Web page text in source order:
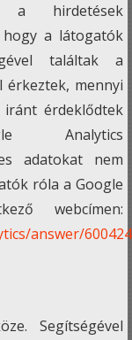
a hirdetések
hogy a látogatók
találtak a
érkeztek, mennyi
érdeklődtek
Analytics
adatokat nem
róla a Google
webcímen:
answer/
Segítségével